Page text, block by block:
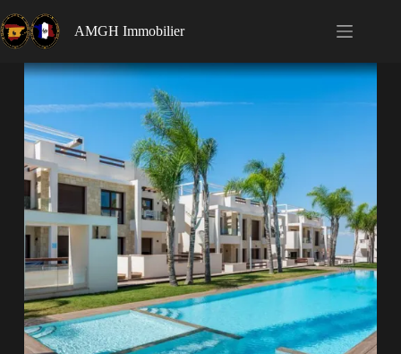
AMGH Immobilier